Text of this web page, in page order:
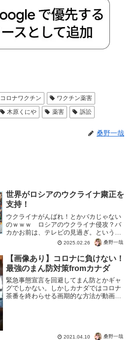
コロナワクチン
ワクチン薬害
木原くにや 薬害 訴訟
桑野一哉
世界がロシアのウクライナ粛正を
支持！
ウクライナがんばれ！とかバカじゃない
のｗｗｗ ロシアのウクライナ侵攻？バ
カかお前は、テレビの見過ぎ。というこ
とで、アメリカをはじめとする１４か国
がロシアを支持。ロシアによるウクライ
ナ侵攻を非難する決議案に反対票。意
味、わかる？ ウクライナが...
2025.02.26 桑野一哉
【画像あり】コロナに負けない！
最強のまん防対策fromカナダ
緊急事態宣言を回避してまん防とかギャ
グでしかない。しかしカナダではコロナ
茶番を終わらせる画期的な方法が動画で
2021.04.10 桑野一哉